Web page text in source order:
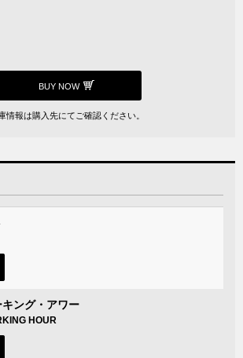
BUY NOW
情報は購入先にてご確認ください。
ング・アワー
HOUR